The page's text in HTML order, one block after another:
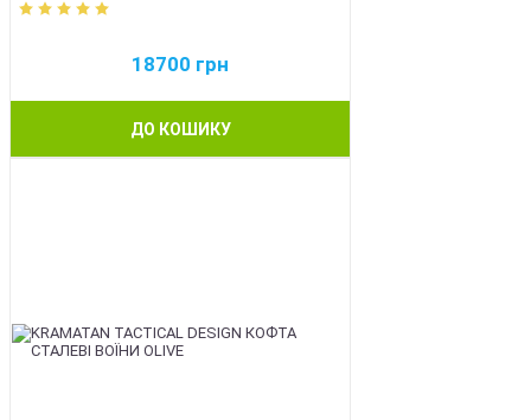
18700 грн
ДО КОШИКУ